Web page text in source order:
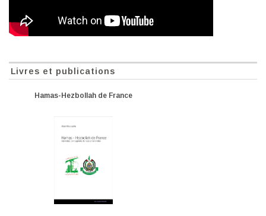
Livres et publications
Hamas-Hezbollah de France